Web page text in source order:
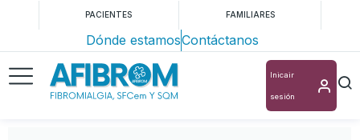
PACIENTES FAMILIARES
Dónde estamosContáctanos
Inicair
sesión